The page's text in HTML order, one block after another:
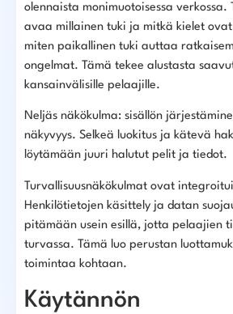
olennaista monimuotoisessa verkossa.
avaa millainen tuki ja mitkä kielet
miten paikallinen tuki auttaa
ongelmat. Tämä tekee alustasta
kansainvälisille pelaajille.
Neljäs näkökulma: sisällön
näkyvyys. Selkeä luokitus ja kätevä
löytämään juuri halutut pelit ja tiedot.
Turvallisuusnäkökulmat ovat
Henkilötietojen käsittely ja datan
pitämään usein esillä, jotta pelaajien
turvassa. Tämä luo perustan
toimintaa kohtaan.
Käytännön